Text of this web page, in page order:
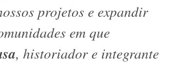
projetos e expandir
em que
, historiador e integrante